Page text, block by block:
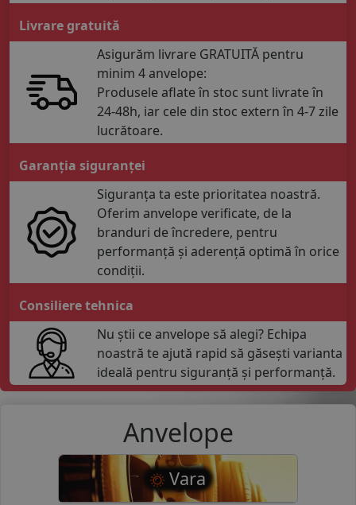
Livrare gratuită
Asigurăm livrare GRATUITĂ pentru
minim 4 anvelope:
Produsele aflate în stoc sunt livrate în
24-48h, iar cele din stoc extern în 4-7 zile
lucrătoare.
Garanția siguranței
Siguranța ta este prioritatea noastră.
Oferim anvelope verificate, de la
branduri de încredere, pentru
performanță și aderență optimă în orice
condiții.
Consiliere tehnica
Nu știi ce anvelope să alegi? Echipa
noastră te ajută rapid să găsești varianta
ideală pentru siguranță și performanță.
Anvelope
Vara